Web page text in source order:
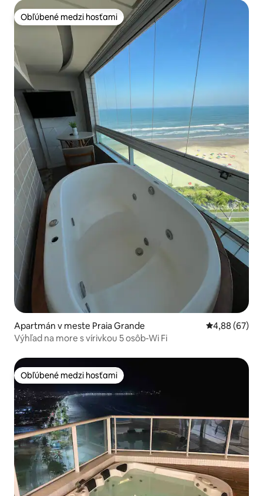
Obľúbené medzi hosťami
Obľúbené medzi hosťami
Apartmán v meste Praia Grande Priemerné
4,88 (67)
Výhľad na more s vírivkou 5 osôb-Wi Fi
Obľúbené medzi hosťami
Obľúbené medzi hosťami